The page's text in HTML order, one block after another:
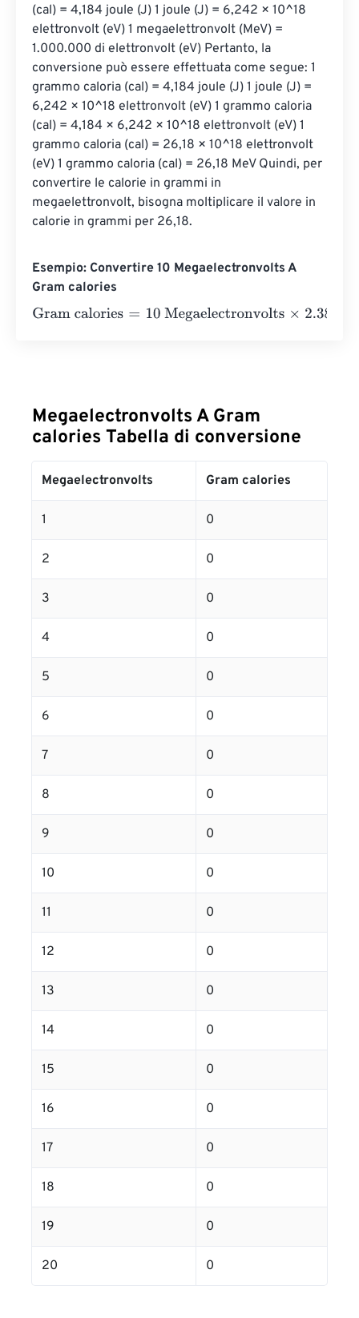
(cal) = 4,184 joule (J) 1 joule (J) = 6,242 × 10^18
elettronvolt (eV) 1 megaelettronvolt (MeV) =
1.000.000 di elettronvolt (eV) Pertanto, la
conversione può essere effettuata come segue: 1
grammo caloria (cal) = 4,184 joule (J) 1 joule (J) =
6,242 × 10^18 elettronvolt (eV) 1 grammo caloria
(cal) = 4,184 × 6,242 × 10^18 elettronvolt (eV) 1
grammo caloria (cal) = 26,18 × 10^18 elettronvolt
(eV) 1 grammo caloria (cal) = 26,18 MeV Quindi, per
convertire le calorie in grammi in
megaelettronvolt, bisogna moltiplicare il valore in
calorie in grammi per 26,18.
Esempio: Convertire 10 Megaelectronvolts A
Gram calories
Gram calories=10 Megaelectronvolts×
Megaelectronvolts A Gram
calories Tabella di conversione
Megaelectronvolts Gram calories
1 0
2 0
3 0
4 0
5 0
6 0
7 0
8 0
9 0
10 0
11 0
12 0
13 0
14 0
15 0
16 0
17 0
18 0
19 0
20 0